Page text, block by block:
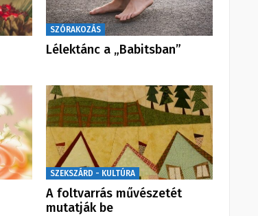
SZÓRAKOZÁS
Lélektánc a „Babitsban”
SZEKSZÁRD - KULTÚRA
A foltvarrás művészetét
mutatják be